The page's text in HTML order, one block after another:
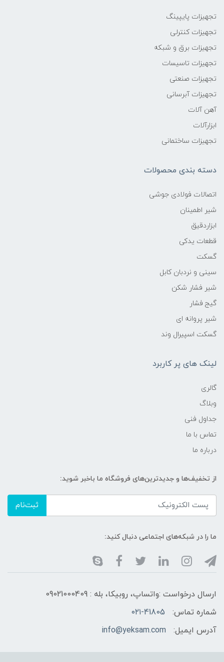
تجهیزات پایپینگ
تجهیزات کنترلی
تجهیزات برق و شبکه
تجهیزات تاسیسات
تجهیزات صنعتی
تجهیزات آبرسانی
آهن آلات
ابزارآلات
تجهیزات ساختمانی
دسته بندی محصولات
اتصالات فولادی جوشی
شیر اطمینان
ابزاردقیق
قطعات یدکی
گسکت
سینی و نردبان کابل
شیر فشار شکن
گیج فشار
شیر پروانه ای
گسکت اسپیرال وند
لینک های پر کاربرد
گالری
وبلاگ
جداول فنی
تماس با ما
درباره ما
از تخفیف‌ها و جدیدترین‌های فروشگاه ما باخبر شوید:
ثبت‌نام
ما را در شبکه‌های اجتماعی دنبال کنید:
ارسال درخواست :واتساپ، روبیکا، بله : 09021000409
شماره تماس:
۰۲۱-41805
آدرس ایمیل:
info@yeksam.com